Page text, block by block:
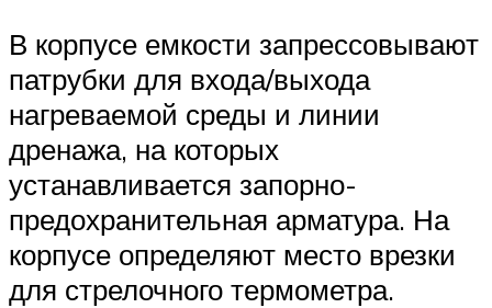
В корпусе емкости запрессовывают
патрубки для входа/выхода
нагреваемой среды и линии
дренажа, на которых
устанавливается запорно-
предохранительная арматура. На
корпусе определяют место врезки
для стрелочного термометра.